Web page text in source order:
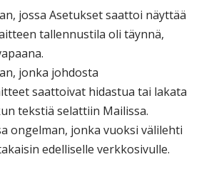
jossa Asetukset saattoi näyttää
tallennustila oli täynnä,
jonka johdosta
saattoivat hidastua tai lakata
tekstiä selattiin Mailissa.
ongelman, jonka vuoksi välilehti
edelliselle verkkosivulle.